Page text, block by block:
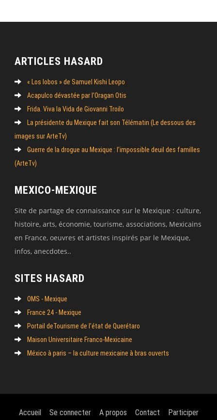
ARTICLES HASARD
« Los lobos » de Samuel Kishi Leopo
Acapulco dévastée par l’Oragan Otis
Frida. Viva la Vida de Giovanni Troilo
La présidente du Mexique fait son Télématin (Le dessous des
images sur ArteTv)
Guerre de la drogue au Mexique : l’impossible deuil des familles
(ArteTv)
MEXICO-MEXIQUE
Site de partage de connaissance sur le Mexique : culture,
histoire, arts, économie, tourisme, associations, Mexicains
en France, oeuvres et artistes inspirés par le Mexique,
infos, anecdotes..
SITES HASARD
OMS - Mexique
France 24 - Mexique
Portail deTourisme de l’état de Querétaro
Maison Universitaire Franco-Mexicaine
México à paris – la culture mexicaine à bras ouverts
Accueil Se connecter A propos Contact Participer